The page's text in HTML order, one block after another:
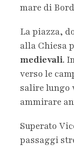
mare di
La piazza,
alla Chiesa
medievali.
verso le
salire lungo
ammirare
Superato
passaggi